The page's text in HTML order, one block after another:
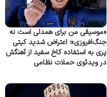
«موسیقی من برای همدلی است نه
جنگ‌افروزی»؛ اعتراض شدید کیتی
پری به استفاده کاخ سفید از آهنگش
در ویدئوی حملات نظامی